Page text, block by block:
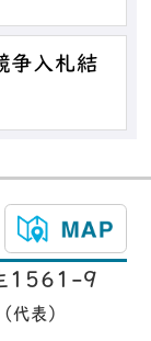
争入札結
1561-9
（代表）